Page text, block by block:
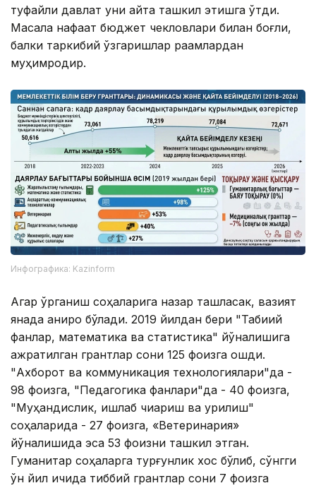
туфайли давлат уни қайта ташкил этишга ўтди.
Масала нафақат бюджет чекловлари билан боғлиқ,
балки таркибий ўзгаришлар рақамлардан
муҳимроқдир.
Инфографика: Kazinform
Агар ўрганиш соҳаларига назар ташласак, вазият
янада аниқроқ бўлади. 2019 йилдан бери "Табиий
фанлар, математика ва статистика" йўналишига
ажратилган грантлар сони 125 фоизга ошди.
"Ахборот ва коммуникация технологиялари"да -
98 фоизга, "Педагогика фанлари"да - 40 фоизга,
"Муҳандислик, ишлаб чиқариш ва қурилиш"
соҳаларида - 27 фоизга, «Ветеринария»
йўналишида эса 53 фоизни ташкил этган.
Гуманитар соҳаларга турғунлик хос бўлиб, сўнгги
ўн йил ичида тиббий грантлар сони 7 фоизга